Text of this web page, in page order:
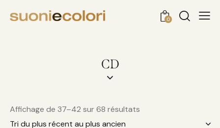
0
CD
Affichage de 37–42 sur 68 résultats